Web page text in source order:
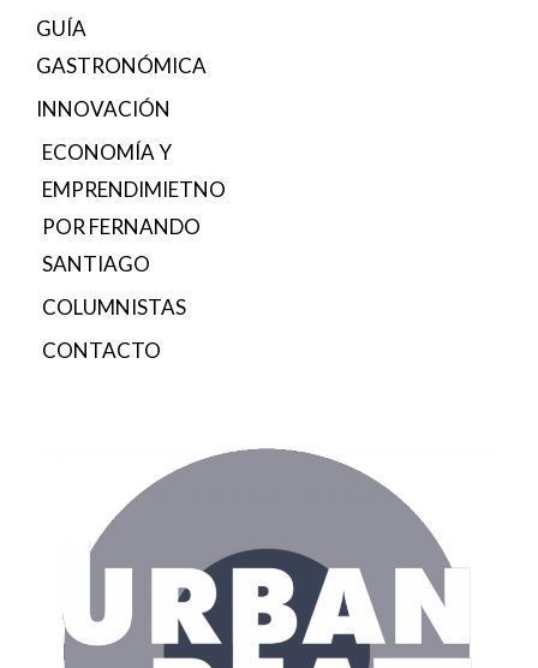
GUÍA
GASTRONÓMICA
INNOVACIÓN
ECONOMÍA Y
EMPRENDIMIETNO
POR FERNANDO
SANTIAGO
COLUMNISTAS
CONTACTO